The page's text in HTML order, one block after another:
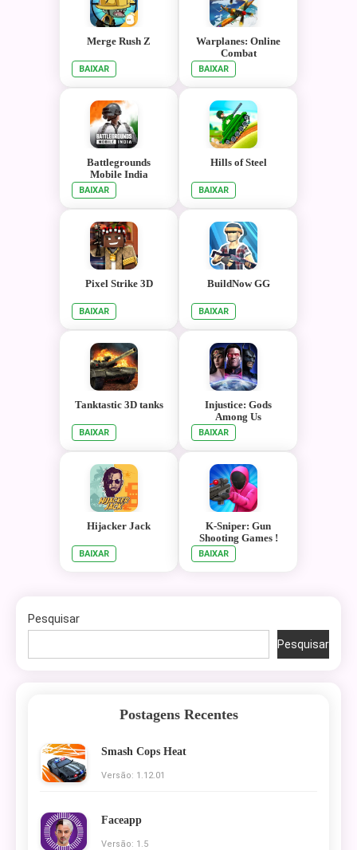
Merge Rush Z
BAIXAR
Warplanes: Online
Combat
BAIXAR
Battlegrounds
Mobile India
BAIXAR
Hills of Steel
BAIXAR
Pixel Strike 3D
BAIXAR
BuildNow GG
BAIXAR
Tanktastic 3D tanks
BAIXAR
Injustice: Gods
Among Us
BAIXAR
Hijacker Jack
BAIXAR
K-Sniper: Gun
Shooting Games !
BAIXAR
Pesquisar
Pesquisar
Postagens Recentes
Smash Cops Heat
Versão: 1.12.01
Faceapp
Versão: 1.5